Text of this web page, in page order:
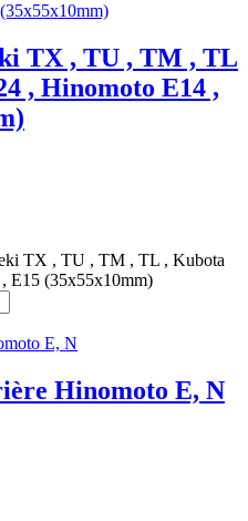
TX , TU , TM , TL
, Hinomoto E14 ,
TX , TU , TM , TL , Kubota
E15 (35x55x10mm)
Hinomoto E, N